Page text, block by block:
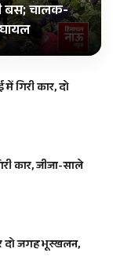
बस; चालक-
कार, दो
कार, जीजा-साले
दो जगह भूस्खलन,